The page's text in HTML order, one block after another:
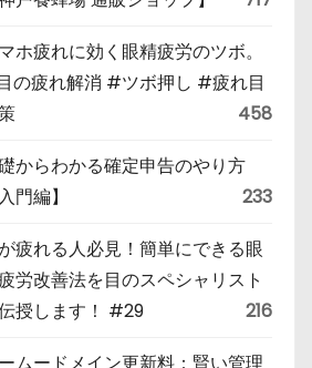
ホ疲れに効く眼精疲労のツボ。
の疲れ解消 #ツボ押し #疲れ目
458
からわかる確定申告のやり方
入門編】
233
疲れる人必見！簡単にできる眼
労改善法を目のスペシャリスト
授します！ #29
216